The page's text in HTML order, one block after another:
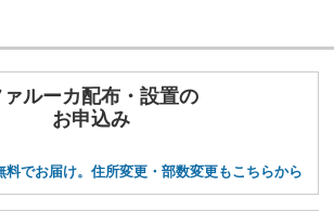
ァルーカ配布・設置の
お申込み
料でお届け。住所変更・部数変更もこちらから